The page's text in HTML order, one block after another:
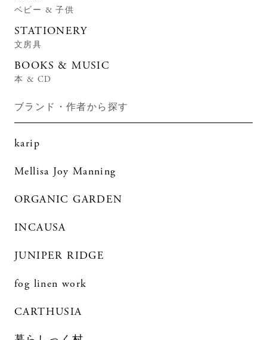
ベビー & 子供
STATIONERY
文房具
BOOKS & MUSIC
本 & CD
ブランド・作者から探す
karip
Mellisa Joy Manning
ORGANIC GARDEN
INCAUSA
JUNIPER RIDGE
fog linen work
CARTHUSIA